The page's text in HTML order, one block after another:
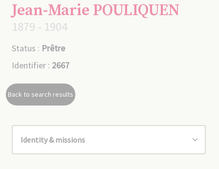
Jean-Marie POULIQUEN
1879 - 1904
Status : Prêtre
Identifier : 2667
Back to search results